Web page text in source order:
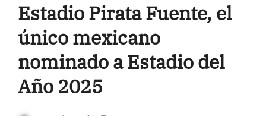
Estadio Pirata Fuente, el
único mexicano
nominado a Estadio del
Año 2025